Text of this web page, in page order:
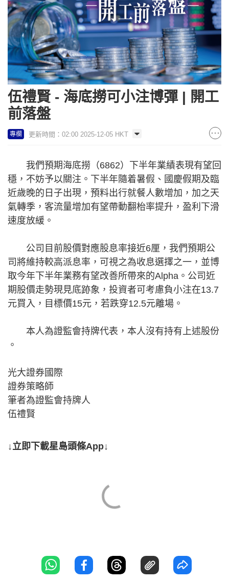
伍禮賢 - 海底撈可小注博彈 | 開工
前落盤
專欄 更新時間：02:00 2025-12-05 HKT
我們預期海底撈（6862）下半年業績表現有望回
穩，不妨予以關注。下半年隨着暑假、國慶假期及臨
近歲晚的日子出現，預料出行就餐人數增加，加之天
氣轉季，客流量增加有望帶動翻枱率提升，盈利下滑
速度放緩。
公司目前股價對應股息率接近6厘，我們預期公
司將維持較高派息率，可視之為收息選擇之一，並博
取今年下半年業務有望改善所帶來的Alpha。公司近
期股價走勢現見底跡象，投資者可考慮負小注在13.7
元買入，目標價15元，若跌穿12.5元離場。
本人為證監會持牌代表，本人沒有持有上述股份​​
。
光大證券國際
證券策略師
筆者為證監會持牌人
伍禮賢
↓立即下載星島頭條App↓